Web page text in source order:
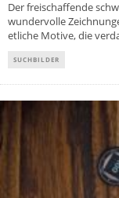
Der freischaffende
wundervolle
etliche Motive, die
SUCHBILDER